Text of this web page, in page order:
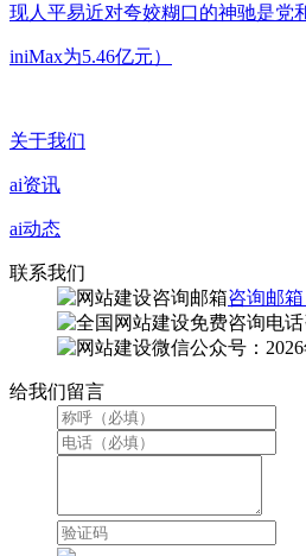
现人平易近对夸姣糊口的神驰是党
iniMax为5.46亿元）
关于我们
ai资讯
ai动态
联系我们
咨询邮箱
微信公众号：
给我们留言